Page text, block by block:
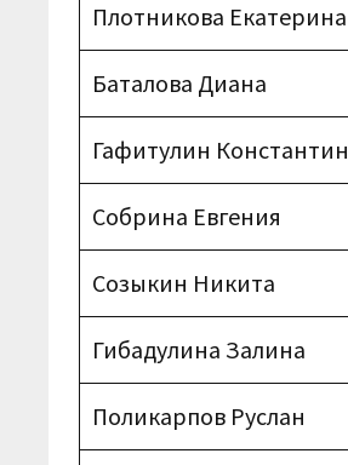
Плотникова Екатерина
Баталова Диана
Гафитулин Константин
Собрина Евгения
Созыкин Никита
Гибадулина Залина
Поликарпов Руслан